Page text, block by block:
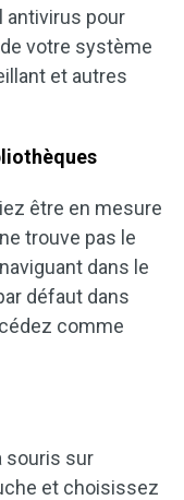
antivirus pour
votre système
et autres
être en mesure
trouve pas le
dans le
défaut dans
comme
souris sur
et choisissez